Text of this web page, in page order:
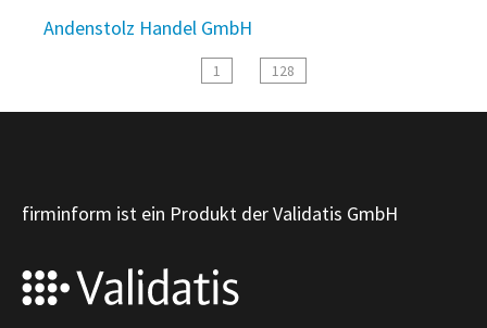
Andenstolz Handel GmbH
1 128
firminform ist ein Produkt der Validatis GmbH